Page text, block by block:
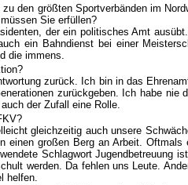
den größten Sportverbänden im
Sie erfüllen?
der ein politisches Amt
ein Bahndienst bei einer
die immens.
zurück. Ich bin in das
zurückgeben. Ich habe
der Zufall eine Rolle.
gleichzeitig auch unsere
einen großen Berg an Arbeit.
Schlagwort Jugendbetreuung
werden. Da fehlen uns Leute.
helfen.